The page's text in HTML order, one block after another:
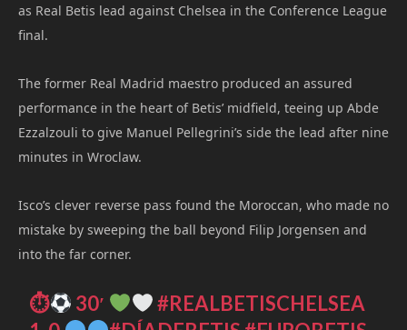
as Real Betis lead against Chelsea in the Conference League
final.
The former Real Madrid maestro produced an assured
performance in the heart of Betis’ midfield, teeing up Abde
Ezzalzouli to give Manuel Pellegrini’s side the lead after nine
minutes in Wroclaw.
Isco’s clever reverse pass found the Moroccan, who made no
mistake by sweeping the ball beyond Filip Jorgensen and
into the far corner.
⏱ 30′
#REALBETISCHELSEA